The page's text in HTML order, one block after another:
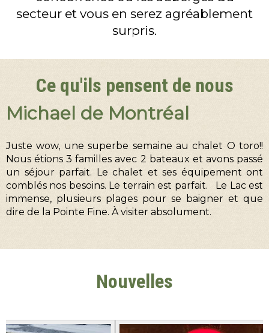
secteur et vous en serez agréablement
surpris.
Ce qu'ils pensent de nous
Michael de Montréal
Juste wow, une superbe semaine au chalet O toro!!
Nous étions 3 familles avec 2 bateaux et avons passé
un séjour parfait. Le chalet et ses équipement ont
comblés nos besoins. Le terrain est parfait. Le Lac est
immense, plusieurs plages pour se baigner et que
dire de la Pointe Fine. À visiter absolument.
Nouvelles